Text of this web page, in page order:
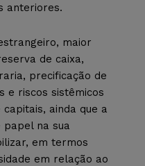
anteriores.
maior
de caixa,
precificação de
e riscos sistêmicos
ainda que a
na sua
em termos
em relação ao